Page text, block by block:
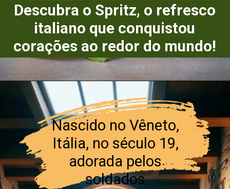
Descubra o Spritz, o refresco
italiano que conquistou
corações ao redor do mundo!
Nascido no Vêneto,
Itália, no século 19,
adorada pelos
soldados